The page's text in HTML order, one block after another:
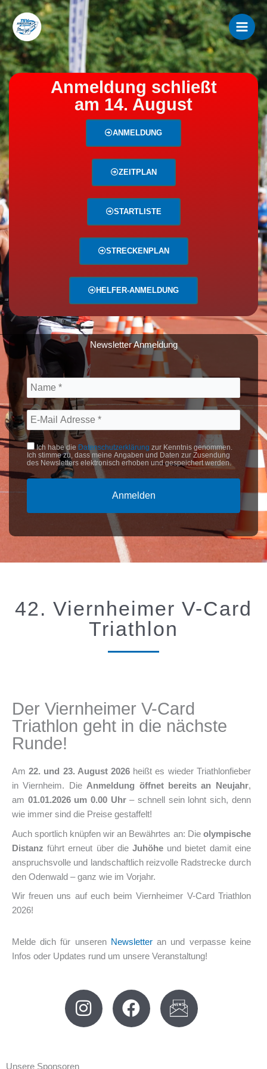
Zum
Inhalt
springen
Anmeldung schließt
am 14. August
ANMELDUNG
ZEITPLAN
STARTLISTE
STRECKENPLAN
HELFER-ANMELDUNG
Newsletter Anmeldung
Ich habe die Datenschutzerklärung zur Kenntnis genommen.
Ich stimme zu, dass meine Angaben und Daten zur Zusendung
des Newsletters elektronisch erhoben und gespeichert werden.
42. Viernheimer V-Card
Triathlon
Der Viernheimer V-Card
Triathlon geht in die nächste
Runde!
Am22. und 23. August 2026heißt es wieder Triathlonfieber
in Viernheim. Die Anmeldung öffnet bereits an Neujahr,
am 01.01.2026 um 0.00 Uhr– schnell sein lohnt sich, denn
wie immer sind die Preise gestaffelt!
Auch sportlich knüpfen wir an Bewährtes an: Die olympische
Distanz führt erneut über die Juhöheund bietet damit eine
anspruchsvolle und landschaftlich reizvolle Radstrecke durch
den Odenwald – ganz wie im Vorjahr.
Wir freuen uns auf euch beim Viernheimer V-Card Triathlon
2026!
Melde dich für unseren Newsletteran und verpasse keine
Infos oder Updates rund um unsere Veranstaltung!
I
n
s
F
a
c
Unsere Sponsoren